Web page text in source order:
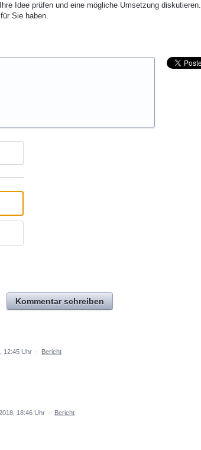
Idee prüfen und eine mögliche Umsetzung diskutieren.
Sie haben.
Kommentar schreiben
12:45 Uhr · Bericht
18:46 Uhr · Bericht